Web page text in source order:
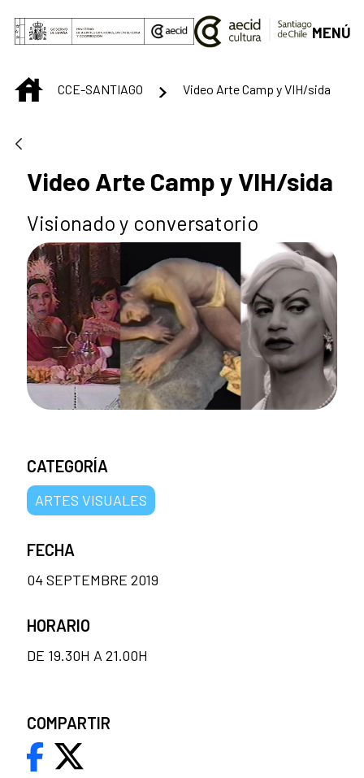
Saut au contenu principal
MENÚ
INICIOCCE-SANTIAGO Video Arte Camp y VIH/sida
Video Arte Camp y VIH/sida
Visionado y conversatorio
CATEGORÍA
ARTES VISUALES
FECHA
04 SEPTEMBRE 2019
HORARIO
DE 19.30H A 21.00H
COMPARTIR